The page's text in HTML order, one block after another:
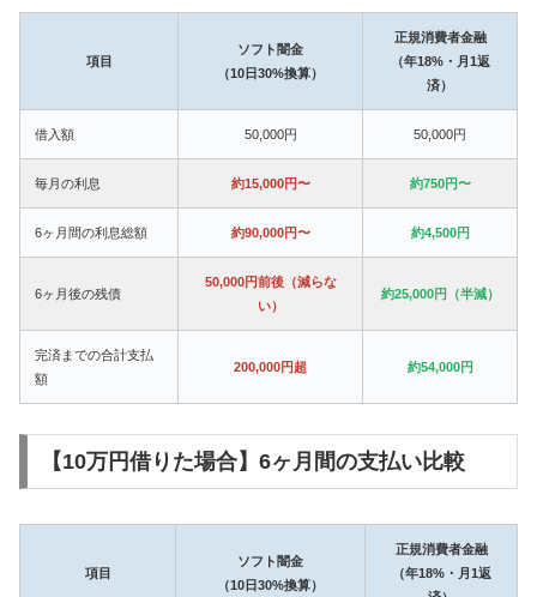
項目
ソフト闇金
（10日30%換算）
正規消費者金融
（年18%・月1返
済）
借入額 50,000円 50,000円
毎月の利息 約15,000円〜 約750円〜
6ヶ月間の利息総額 約90,000円〜 約4,500円
6ヶ月後の残債
50,000円前後（減らな
い）
約25,000円（半減）
完済までの合計支払
額
200,000円超 約54,000円
【10万円借りた場合】6ヶ月間の支払い比較
項目
ソフト闇金
（10日30%換算）
正規消費者金融
（年18%・月1返